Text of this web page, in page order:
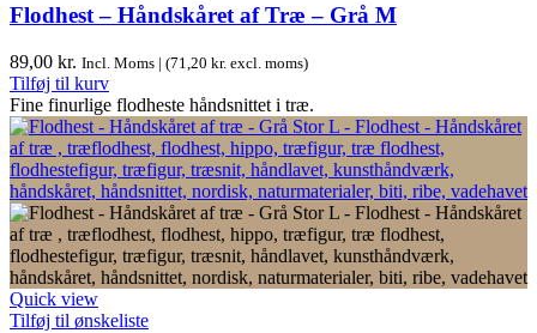
Flodhest – Håndskåret af Træ – Grå M
89,00 kr. Incl. Moms | (71,20 kr. excl. moms)
Tilføj til kurv
Fine finurlige flodheste håndsnittet i træ.
Quick view
Tilføj til ønskeliste